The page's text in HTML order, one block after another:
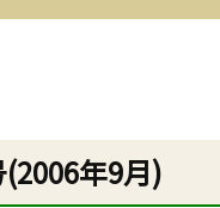
年9月)